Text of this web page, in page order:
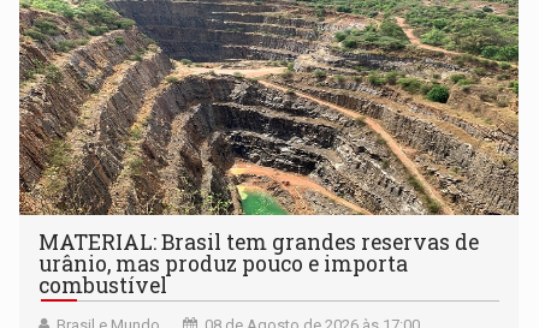
MATERIAL: Brasil tem grandes reservas de
urânio, mas produz pouco e importa
combustível